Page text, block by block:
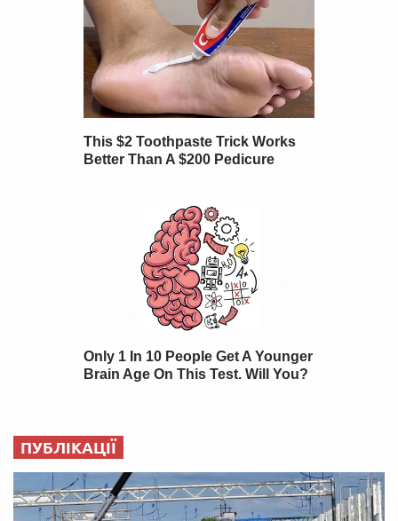
ПУБЛІКАЦІЇ